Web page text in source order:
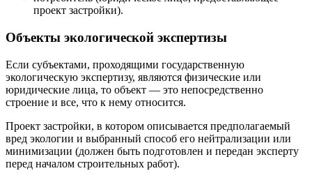
проект застройки).
Объекты экологической экспертизы
Если субъектами, проходящими государственную
экологическую экспертизу, являются физические или
юридические лица, то объект — это непосредственно
строение и все, что к нему относится.
Проект застройки, в котором описывается предполагаемый
вред экологии и выбранный способ его нейтрализации или
минимизации (должен быть подготовлен и передан эксперту
перед началом строительных работ).